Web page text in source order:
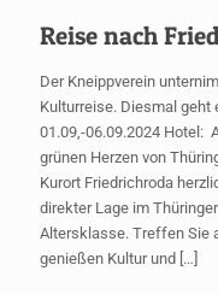
Reise nach
Der Kneippverein
Kulturreise. Diesmal geht
01.09,-06.09.2024 Hotel:
grünen Herzen von
Kurort Friedrichroda
direkter Lage im
Altersklasse. Treffen Sie
genießen Kultur und […]